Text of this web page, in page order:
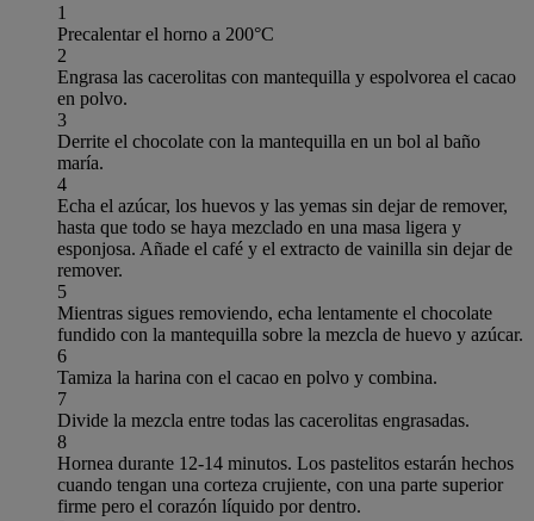
1
Precalentar el horno a 200°C
2
Engrasa las cacerolitas con mantequilla y espolvorea el cacao
en polvo.
3
Derrite el chocolate con la mantequilla en un bol al baño
maría.
4
Echa el azúcar, los huevos y las yemas sin dejar de remover,
hasta que todo se haya mezclado en una masa ligera y
esponjosa. Añade el café y el extracto de vainilla sin dejar de
remover.
5
Mientras sigues removiendo, echa lentamente el chocolate
fundido con la mantequilla sobre la mezcla de huevo y azúcar.
6
Tamiza la harina con el cacao en polvo y combina.
7
Divide la mezcla entre todas las cacerolitas engrasadas.
8
Hornea durante 12-14 minutos. Los pastelitos estarán hechos
cuando tengan una corteza crujiente, con una parte superior
firme pero el corazón líquido por dentro.